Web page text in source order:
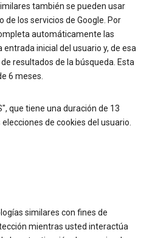
también se pueden usar
los servicios de Google. Por
automáticamente las
inicial del usuario y, de esa
resultados de la búsqueda. Esta
6 meses.
que tiene una duración de 13
de cookies del usuario.
similares con fines de
mientras usted interactúa